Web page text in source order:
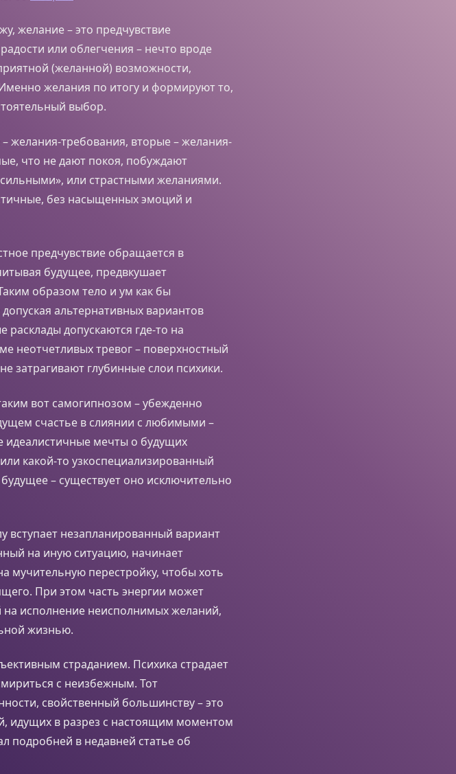
желание – это предчувствие
или облегчения – нечто вроде
(желанной) возможности,
желания по итогу и формируют то,
выбор.
желания-требования, вторые – желания-
что не дают покоя, побуждают
или страстными желаниями.
без насыщенных эмоций и
предчувствие обращается в
будущее, предвкушает
образом тело и ум как бы
альтернативных вариантов
допускаются где-то на
неотчетливых тревог – поверхностный
затрагивают глубинные слои психики.
вот самогипнозом – убежденно
счастье в слиянии с любимыми –
идеалистичные мечты о будущих
какой-то узкоспециализированный
– существует оно исключительно
вступает незапланированный вариант
на иную ситуацию, начинает
мучительную перестройку, чтобы хоть
При этом часть энергии может
на исполнение неисполнимых желаний,
жизнью.
страданием. Психика страдает
с неизбежным. Тот
свойственный большинству – это
идущих в разрез с настоящим моментом
подробней в недавней статье об